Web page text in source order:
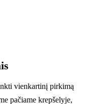
vienkartinį pirkimą
pačiame krepšelyje,